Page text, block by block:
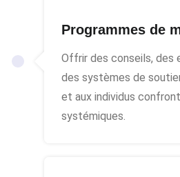
Programmes de
Offrir des conseils, des
des systèmes de
et aux individus
systémiques.